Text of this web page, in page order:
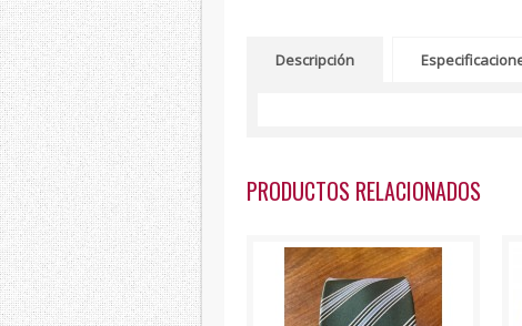
Descripción
PRODUCTOS RELACIONADOS
..